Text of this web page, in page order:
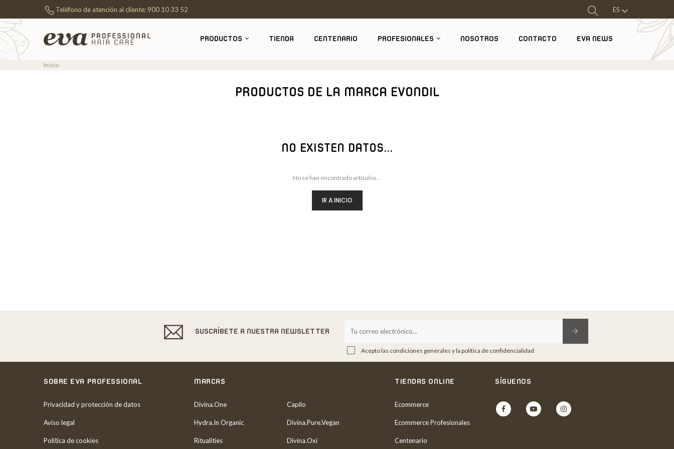
Teléfono de atención al cliente: 900 10 33 52 ES
PRODUCTOS TIENDA CENTENARIO PROFESIONALES NOSOTROS CONTACTO EVA NEWS
Inicio
PRODUCTOS DE LA MARCA EVONDIL
NO EXISTEN DATOS...
No se han encontrado artículos...
IR A INICIO
SUSCRÍBETE A NUESTRA NEWSLETTER
Acepto las condiciones generales y la política de confidencialidad
SOBRE EVA PROFESSIONAL
Privacidad y protección de datos
Aviso legal
Política de cookies
MARCAS
Divina.One Capilo
Hydra.In Organic Divina.Pure.Vegan
Ritualities Divina.Oxi
TIENDAS ONLINE
Ecommerce
Ecommerce Profesionales
Centenario
SÍGUENOS
Facebook YouTube Instagram